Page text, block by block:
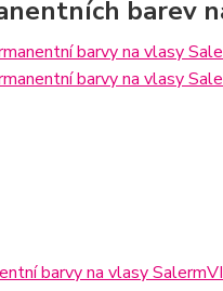
barev